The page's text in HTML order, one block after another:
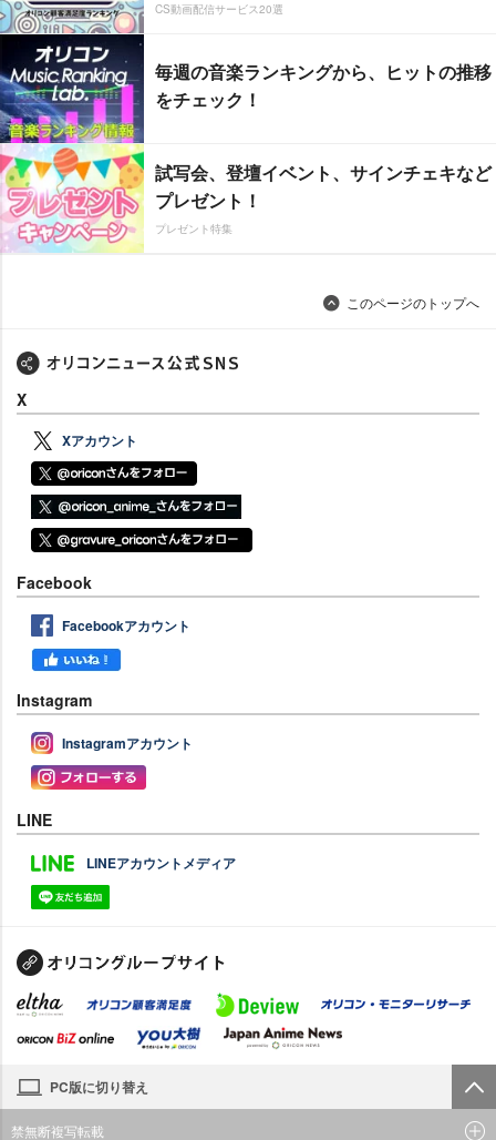
CS動画配信サービス20選
毎週の音楽ランキングから、ヒットの推移
をチェック！
試写会、登壇イベント、サインチェキなど
プレゼント！
プレゼント特集
このページのトップへ
X
Xアカウント
Facebook
Facebookアカウント
Instagram
Instagramアカウント
LINE
LINEアカウントメディア
PC版に切り替え
禁無断複写転載